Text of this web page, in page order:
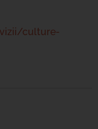
culture-